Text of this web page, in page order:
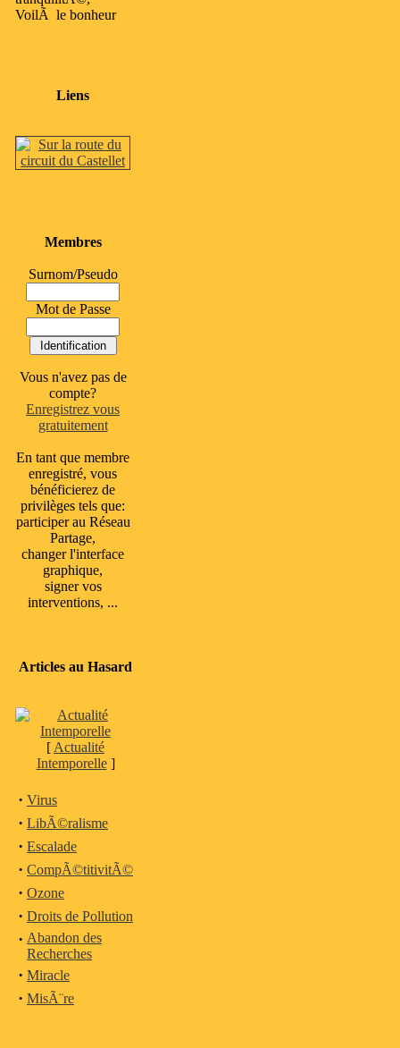
VoilÃ le bonheur
Liens
Membres
Surnom/Pseudo
Mot de Passe
Vous n'avez pas de
compte?
Enregistrez vous
gratuitement
En tant que membre
enregistré, vous
bénéficierez de
privilèges tels que:
participer au Réseau
Partage,
changer l'interface
graphique,
signer vos
interventions, ...
Articles au Hasard
[ Actualité
Intemporelle]
· Virus
· LibÃ©ralisme
· Escalade
· CompÃ©titivitÃ©
· Ozone
· Droits de Pollution
· Abandon des
Recherches
· Miracle
· MisÃ¨re